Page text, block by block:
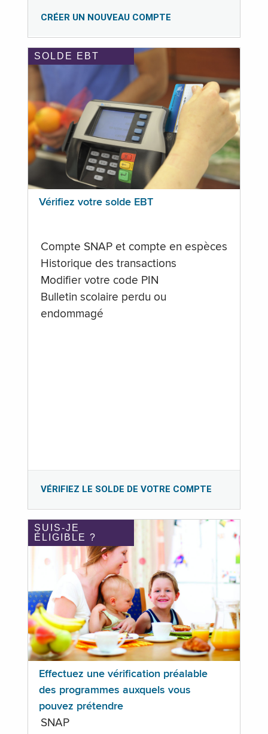
CRÉER UN NOUVEAU COMPTE
SOLDE EBT
Vérifiez votre solde EBT
Compte SNAP et compte en espèces
Historique des transactions
Modifier votre code PIN
Bulletin scolaire perdu ou
endommagé
VÉRIFIEZ LE SOLDE DE VOTRE COMPTE
SUIS-JE
ÉLIGIBLE ?
Effectuez une vérification préalable
des programmes auxquels vous
pouvez prétendre
SNAP